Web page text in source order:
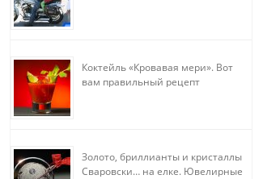
Коктейль «Кровавая мери». Вот
вам правильный рецепт
Золото, бриллианты и кристаллы
Сваровски… на елке. Ювелирные